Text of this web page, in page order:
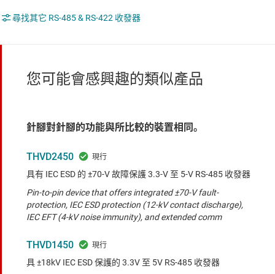
尋找其它 RS-485 & RS-422 收發器
您可能會感興趣的類似產品
針腳對針腳的功能與所比較的裝置相同。
THVD2450
具有 IEC ESD 的 ±70-V 故障保護 3.3-V 至 5-V RS-485 收發器
Pin-to-pin device that offers integrated ±70-V fault-
protection, IEC ESD protection (12-kV contact discharge),
IEC EFT (4-kV noise immunity), and extended comm
THVD1450
具 ±18kV IEC ESD 保護的 3.3V 至 5V RS-485 收發器